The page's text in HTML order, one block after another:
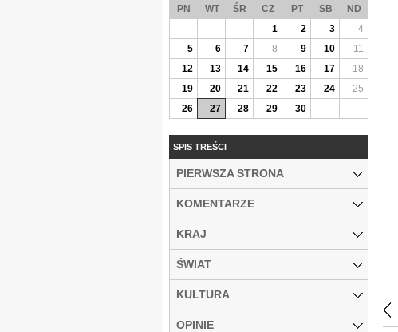
PN WT ŚR CZ PT SB
ND
1
2 3
4
5
6 7 8 9 10
11
12
13 14 15 16 17
18
19
20 21 22 23 24
25
26
27 28 29 30
SPIS TREŚCI
PIERWSZA STRONA
KOMENTARZE
KRAJ
ŚWIAT
KULTURA
OPINIE